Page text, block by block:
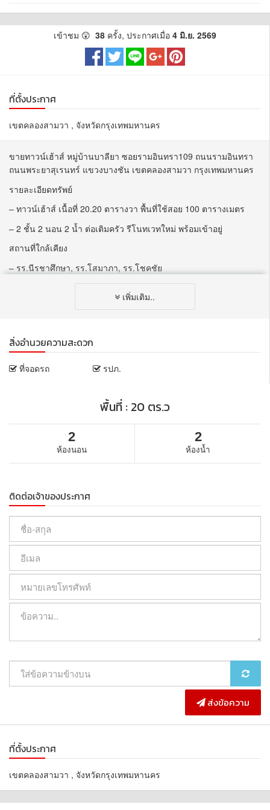
เพิ่มเติม..
สิ่งอำนวยความสะดวก
ที่จอดรถ รปภ.
เข้าชม 😲 38ครั้ง, ประกาศเมื่อ 4 มิ.ย. 2569
ที่ตั้งประกาศ
เขตคลองสามวา , จังหวัดกรุงเทพมหานคร
ขายทาวน์เฮ้าส์ หมู่บ้านบาลียา ซอยรามอินทรา109 ถนนรามอินทรา
ถนนพระยาสุเรนทร์ แขวงบางชัน เขตคลองสามวา กรุงเทพมหานคร
รายละเอียดทรัพย์
– ทาวน์เฮ้าส์ เนื้อที่ 20.20 ตารางวา พื้นที่ใช้สอย 100 ตารางเมตร
– 2 ชั้น 2 นอน 2 น้ำ ต่อเติมครัว รีโนทเวทใหม่ พร้อมเข้าอยู่
สถานที่ใกล้เคียง
– รร.นีรชาศึกษา, รร.โสมาภา, รร.โชคชัย
– สำนักงานเขตคลองสามวา
– สนามกอล์ฟปัญญา
การเดินทาง
– เชื่อมต่อ ถ.พระยาสุเรนทร์
– ใกล้ทางด่วนรามอินทรา-อาจณรงค์
– ใกล้รถไฟฟ้าสายสีชมพูสถานีบางชัน
คุณดนุชภร(ก็อท) โทร : 081-937-3268 ไลน์ไอดี : CCLUB15
ติดตามทรัพย์อัปเดทใหม่ของ Topbroker Topbaan ได้ที่
www.topbaan.com
พื้นที่ : 20 ตร.ว
2
ห้องนอน
2
ห้องน้ำ
ติดต่อเจ้าของประกาศ
ส่งข้อความ
ที่ตั้งประกาศ
เขตคลองสามวา , จังหวัดกรุงเทพมหานคร